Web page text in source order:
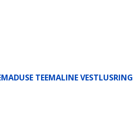
TEEMALINE VESTLUSRING